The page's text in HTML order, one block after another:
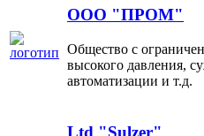
ООО "ПРОМ"
Общество с
высокого давления,
автоматизации и т.д.